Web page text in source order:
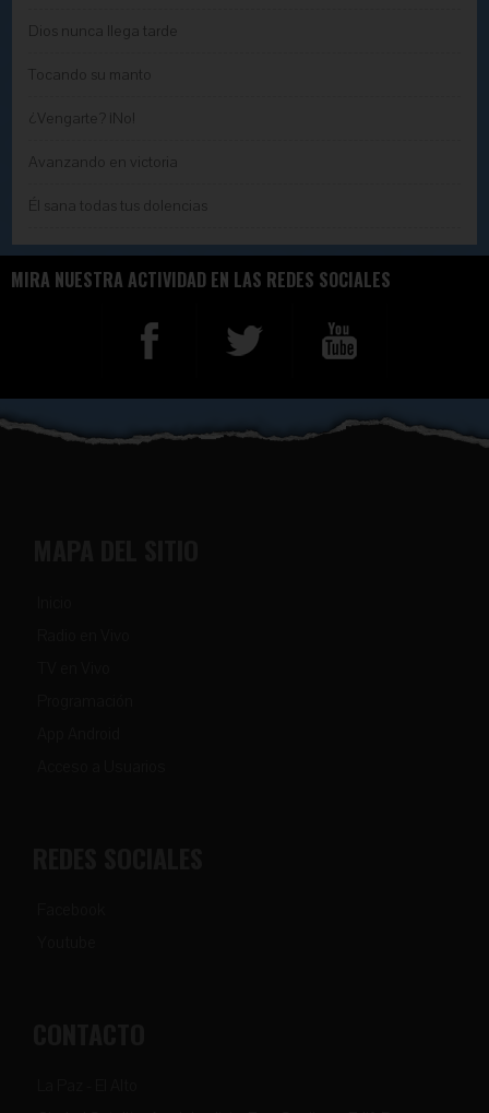
Dios nunca llega tarde
Tocando su manto
¿Vengarte? ¡No!
Avanzando en victoria
Él sana todas tus dolencias
MIRA NUESTRA ACTIVIDAD EN LAS REDES SOCIALES